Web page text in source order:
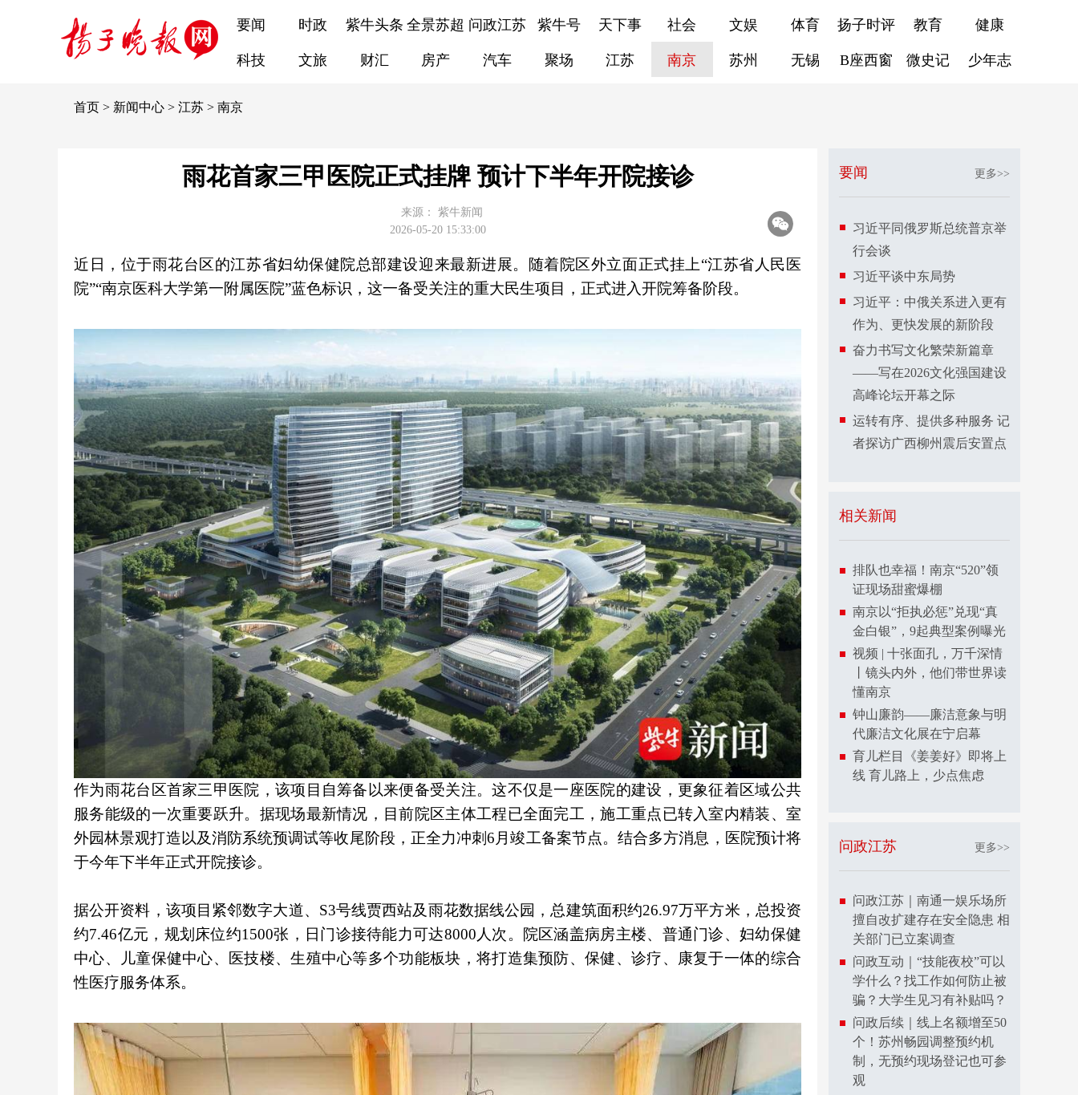
要闻 时政 紫牛头条 全景苏超 问政江苏 紫牛号 天下事 社会 文娱 体育 扬子时评 教育 健康
科技 文旅 财汇 房产 汽车 聚场 江苏 南京 苏州 无锡 B座西窗 微史记 少年志
首页 > 新闻中心 > 江苏 > 南京
雨花首家三甲医院正式挂牌 预计下半年开院接诊
来源：
紫牛新闻
2026-05-20 15:33:00
近日，位于雨花台区的江苏省妇幼保健院总部建设迎来最新进展。随着院区外立面正式挂上“江苏省人民医
院”“南京医科大学第一附属医院”蓝色标识，这一备受关注的重大民生项目，正式进入开院筹备阶段。
作为雨花台区首家三甲医院，该项目自筹备以来便备受关注。这不仅是一座医院的建设，更象征着区域公共
服务能级的一次重要跃升。据现场最新情况，目前院区主体工程已全面完工，施工重点已转入室内精装、室
外园林景观打造以及消防系统预调试等收尾阶段，正全力冲刺6月竣工备案节点。结合多方消息，医院预计将
于今年下半年正式开院接诊。
据公开资料，该项目紧邻数字大道、S3号线贾西站及雨花数据线公园，总建筑面积约26.97万平方米，总投资
约7.46亿元，规划床位约1500张，日门诊接待能力可达8000人次。院区涵盖病房主楼、普通门诊、妇幼保健
中心、儿童保健中心、医技楼、生殖中心等多个功能板块，将打造集预防、保健、诊疗、康复于一体的综合
性医疗服务体系。
要闻 更多>>
习近平同俄罗斯总统普京举
行会谈
习近平谈中东局势
习近平：中俄关系进入更有
作为、更快发展的新阶段
奋力书写文化繁荣新篇章
——写在2026文化强国建设
高峰论坛开幕之际
运转有序、提供多种服务 记
者探访广西柳州震后安置点
相关新闻
排队也幸福！南京“520”领
证现场甜蜜爆棚
南京以“拒执必惩”兑现“真
金白银”，9起典型案例曝光
视频 | 十张面孔，万千深情
丨镜头内外，他们带世界读
懂南京
钟山廉韵——廉洁意象与明
代廉洁文化展在宁启幕
育儿栏目《姜姜好》即将上
线 育儿路上，少点焦虑
问政江苏 更多>>
问政江苏｜南通一娱乐场所
擅自改扩建存在安全隐患 相
关部门已立案调查
问政互动｜“技能夜校”可以
学什么？找工作如何防止被
骗？大学生见习有补贴吗？
问政后续｜线上名额增至50
个！苏州畅园调整预约机
制，无预约现场登记也可参
观